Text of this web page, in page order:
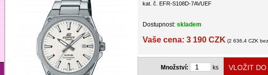
kat. č. EFR-S108D-7AVUEF
Dostupnost: skladem
Vaše cena: 3 190 CZK (2 636,4 CZK
Množství: ks